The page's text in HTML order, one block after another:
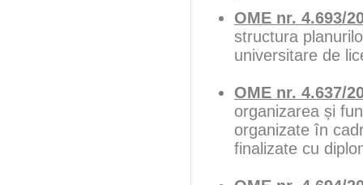
OME nr. 4.693/
structura
universitare de
OME nr. 4.637/
organizarea și
organizate în
finalizate cu